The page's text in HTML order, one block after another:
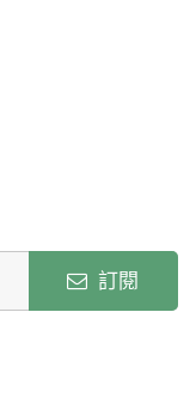
訂閱